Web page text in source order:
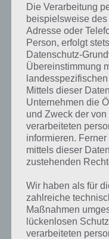
Kurze
Quaken
4 Bilder 1 Wort, doch
was gibt es dazu zu
Zu bestimmten Lösungen
kurze Begriffserklärung!
Die Verarbeitung
beispielsweise
Adresse oder
Person, erfolgt
Datenschutz-
Übereinstimmung
Mittels dieser
Unternehmen die
und Zweck der
verarbeiteten
informieren.
mittels dieser
zustehenden
Wir haben als für
zahlreiche
Maßnahmen
lückenlosen
verarbeiteten